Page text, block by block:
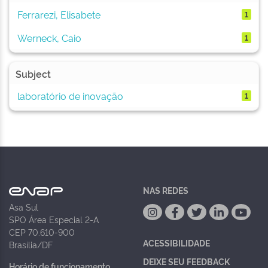
Ferrarezi, Elisabete
1
Werneck, Caio 1
Subject
laboratório de inovação
1
Asa Sul
SPO Área Especial 2-A
CEP 70.610-900
Brasília/DF
NAS REDES
ACESSIBILIDADE
DEIXE SEU FEEDBACK